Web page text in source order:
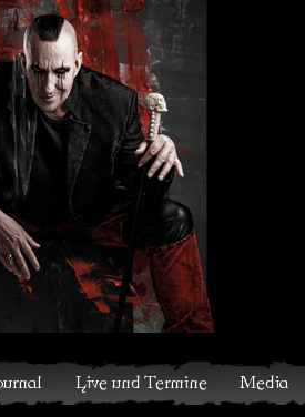
Media Shop Band Discografie